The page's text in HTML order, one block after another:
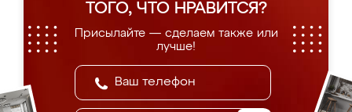
ТОГО, ЧТО НРАВИТСЯ?
Присылайте — сделаем также или
лучше!